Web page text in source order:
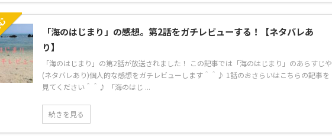
「海のはじまり」の感想。第2話をガチレビューする！【ネタバレあ
り】
「海のはじまり」の第2話が放送されました！ この記事では「海のはじまり」のあらすじや
(ネタバレあり)個人的な感想をガチレビューします＾＾♪ 1話のおさらいはこちらの記事を
見てください＾＾♪ 「海のはじ ...
続きを見る